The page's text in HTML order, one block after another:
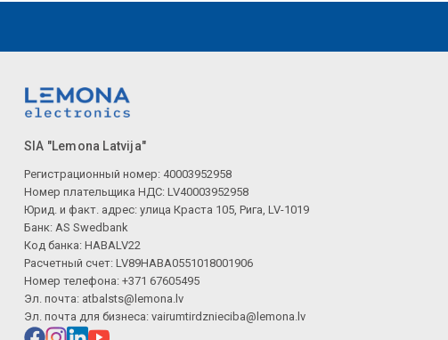
SIA "Lemona Latvija"
Регистрационный номер: 40003952958
Номер плательщика НДС: LV40003952958
Юрид. и факт. адрес: улица Краста 105, Рига, LV-1019
Банк: AS Swedbank
Код банка: HABALV22
Расчетный счет: LV89HABA0551018001906
Номер телефона: +371 67605495
Эл. почта: atbalsts@lemona.lv
Эл. почта для бизнеса: vairumtirdznieciba@lemona.lv